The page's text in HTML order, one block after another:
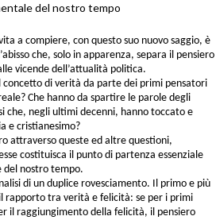
del nostro tempo
a compiere, con questo suo nuovo saggio, è
che, solo in apparenza, separa il pensiero
vicende dell’attualità politica.
concetto di verità da parte dei primi pensatori
Che hanno da spartire le parole degli
che, negli ultimi decenni, hanno toccato e
e cristianesimo?
attraverso queste ed altre questioni,
costituisca il punto di partenza essenziale
del nostro tempo.
di un duplice rovesciamento. Il primo e più
rapporto tra verità e felicità: se per i primi
il raggiungimento della felicità, il pensiero